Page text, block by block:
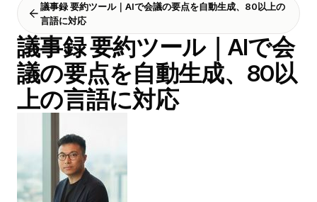
議事録 要約ツール｜AIで会議の要点を自動生成、80以上の
言語に対応
議事録 要約ツール｜AIで会
議の要点を自動生成、80以
上の言語に対応